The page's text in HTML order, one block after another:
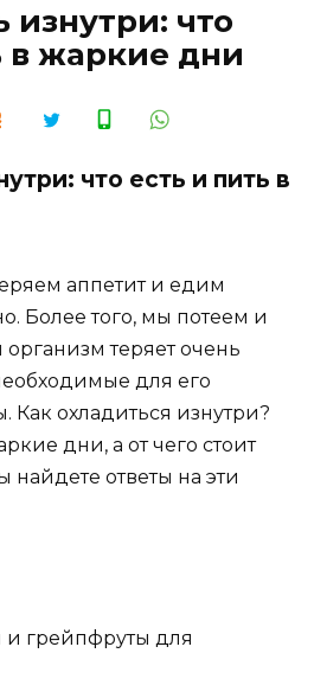
изнутри: что
в жаркие дни
что есть и пить в
аппетит и едим
Более того, мы потеем и
теряет очень
для его
Как охладиться изнутри?
дни, а от чего стоит
найдете ответы на эти
и грейпфруты для